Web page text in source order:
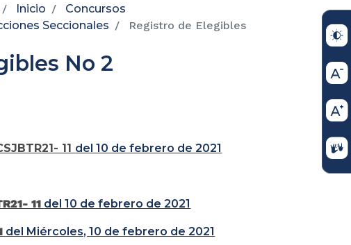
Inicio
Concursos
Seccionales
Registro de Elegibles
No 2
11 del 10 de febrero de 2021
11 del 10 de febrero de 2021
del Miércoles, 10 de febrero de 2021